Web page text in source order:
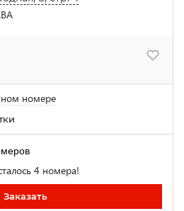
номере
4 номера!
Заказать